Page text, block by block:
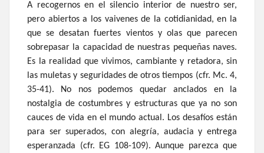
A recogernos en el silencio interior de nuestro ser,
pero abiertos a los vaivenes de la cotidianidad, en la
que se desatan fuertes vientos y olas que parecen
sobrepasar la capacidad de nuestras pequeñas naves.
Es la realidad que vivimos, cambiante y retadora, sin
las muletas y seguridades de otros tiempos (cfr. Mc. 4,
35-41). No nos podemos quedar anclados en la
nostalgia de costumbres y estructuras que ya no son
cauces de vida en el mundo actual. Los desafíos están
para ser superados, con alegría, audacia y entrega
esperanzada (cfr. EG 108-109). Aunque parezca que